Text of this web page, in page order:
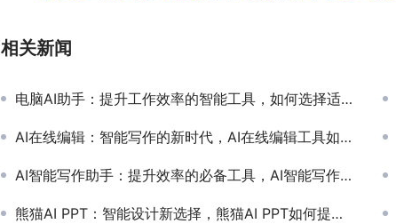
相关新闻
电脑AI助手：提升工作效率的智能工具，如何选择适合自己的电脑AI助手软件
AI在线编辑：智能写作的新时代，AI在线编辑工具如何提升工作效率
AI智能写作助手：提升效率的必备工具，AI智能写作助手如何改变现代写作方式
熊猫AI PPT：智能设计新选择，熊猫AI PPT如何提升你的演示效率